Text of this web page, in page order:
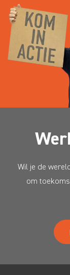
Wil je de
om